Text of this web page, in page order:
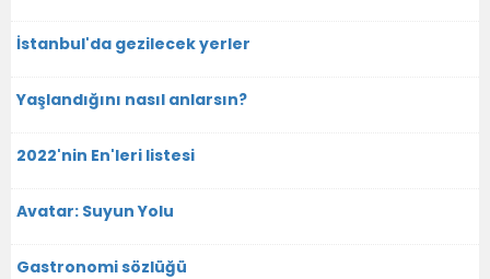
İstanbul'da gezilecek yerler
Yaşlandığını nasıl anlarsın?
2022'nin En'leri listesi
Avatar: Suyun Yolu
Gastronomi sözlüğü